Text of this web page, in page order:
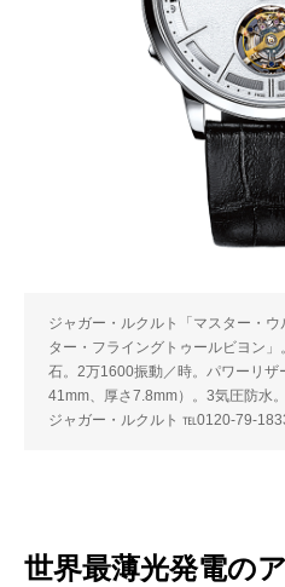
ジャガー・ルクルト「マスター・
ター・フライングトゥールビヨン
石。2万1600振動／時。パワーリザ
41mm、厚さ7.8mm）。3気圧防水
ジャガー・ルクルト ℡0120-79-
世界最薄光発電の